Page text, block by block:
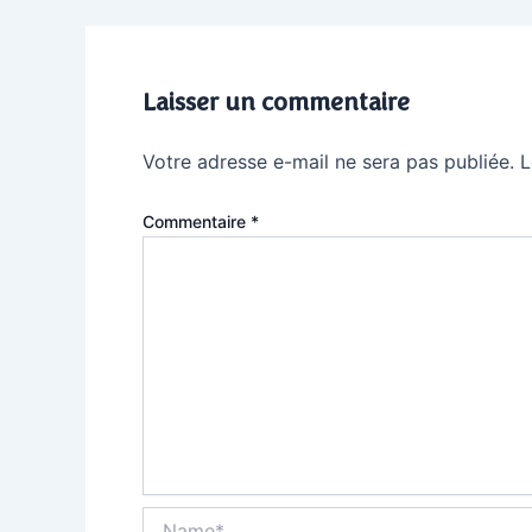
Laisser un commentaire
Votre adresse e-mail ne sera pas publiée.
Commentaire *